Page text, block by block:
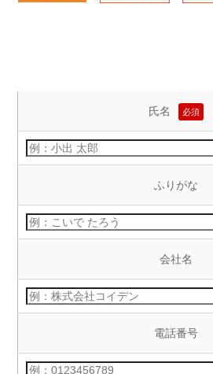
氏名 必須
ふりがな
会社名
電話番号